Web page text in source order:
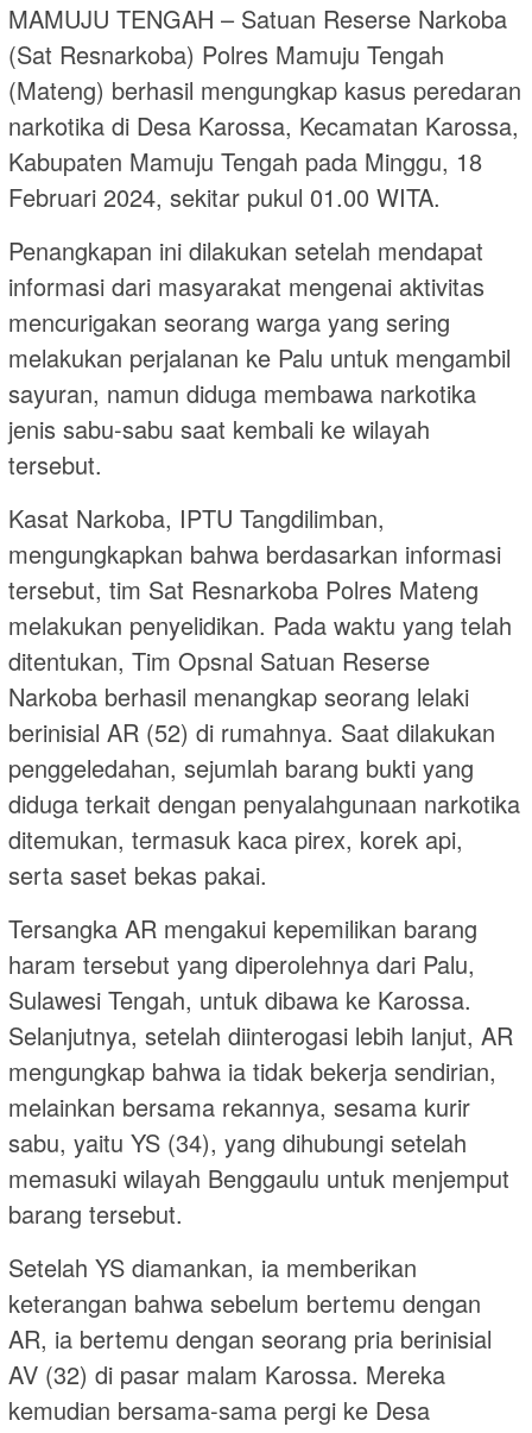
MAMUJU TENGAH – Satuan Reserse Narkoba
(Sat Resnarkoba) Polres Mamuju Tengah
(Mateng) berhasil mengungkap kasus peredaran
narkotika di Desa Karossa, Kecamatan Karossa,
Kabupaten Mamuju Tengah pada Minggu, 18
Februari 2024, sekitar pukul 01.00 WITA.
Penangkapan ini dilakukan setelah mendapat
informasi dari masyarakat mengenai aktivitas
mencurigakan seorang warga yang sering
melakukan perjalanan ke Palu untuk mengambil
sayuran, namun diduga membawa narkotika
jenis sabu-sabu saat kembali ke wilayah
tersebut.
Kasat Narkoba, IPTU Tangdilimban,
mengungkapkan bahwa berdasarkan informasi
tersebut, tim Sat Resnarkoba Polres Mateng
melakukan penyelidikan. Pada waktu yang telah
ditentukan, Tim Opsnal Satuan Reserse
Narkoba berhasil menangkap seorang lelaki
berinisial AR (52) di rumahnya. Saat dilakukan
penggeledahan, sejumlah barang bukti yang
diduga terkait dengan penyalahgunaan narkotika
ditemukan, termasuk kaca pirex, korek api,
serta saset bekas pakai.
Tersangka AR mengakui kepemilikan barang
haram tersebut yang diperolehnya dari Palu,
Sulawesi Tengah, untuk dibawa ke Karossa.
Selanjutnya, setelah diinterogasi lebih lanjut, AR
mengungkap bahwa ia tidak bekerja sendirian,
melainkan bersama rekannya, sesama kurir
sabu, yaitu YS (34), yang dihubungi setelah
memasuki wilayah Benggaulu untuk menjemput
barang tersebut.
Setelah YS diamankan, ia memberikan
keterangan bahwa sebelum bertemu dengan
AR, ia bertemu dengan seorang pria berinisial
AV (32) di pasar malam Karossa. Mereka
kemudian bersama-sama pergi ke Desa